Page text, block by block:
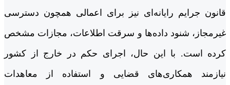
قانون جرایم رایانه‌ای نیز برای اعمالی همچون دسترسی
غیرمجاز، شنود داده‌ها و سرقت اطلاعات، مجازات مشخص
کرده است. با این حال، اجرای حکم در خارج از کشور
نیازمند همکاری‌های قضایی و استفاده از معاهدات